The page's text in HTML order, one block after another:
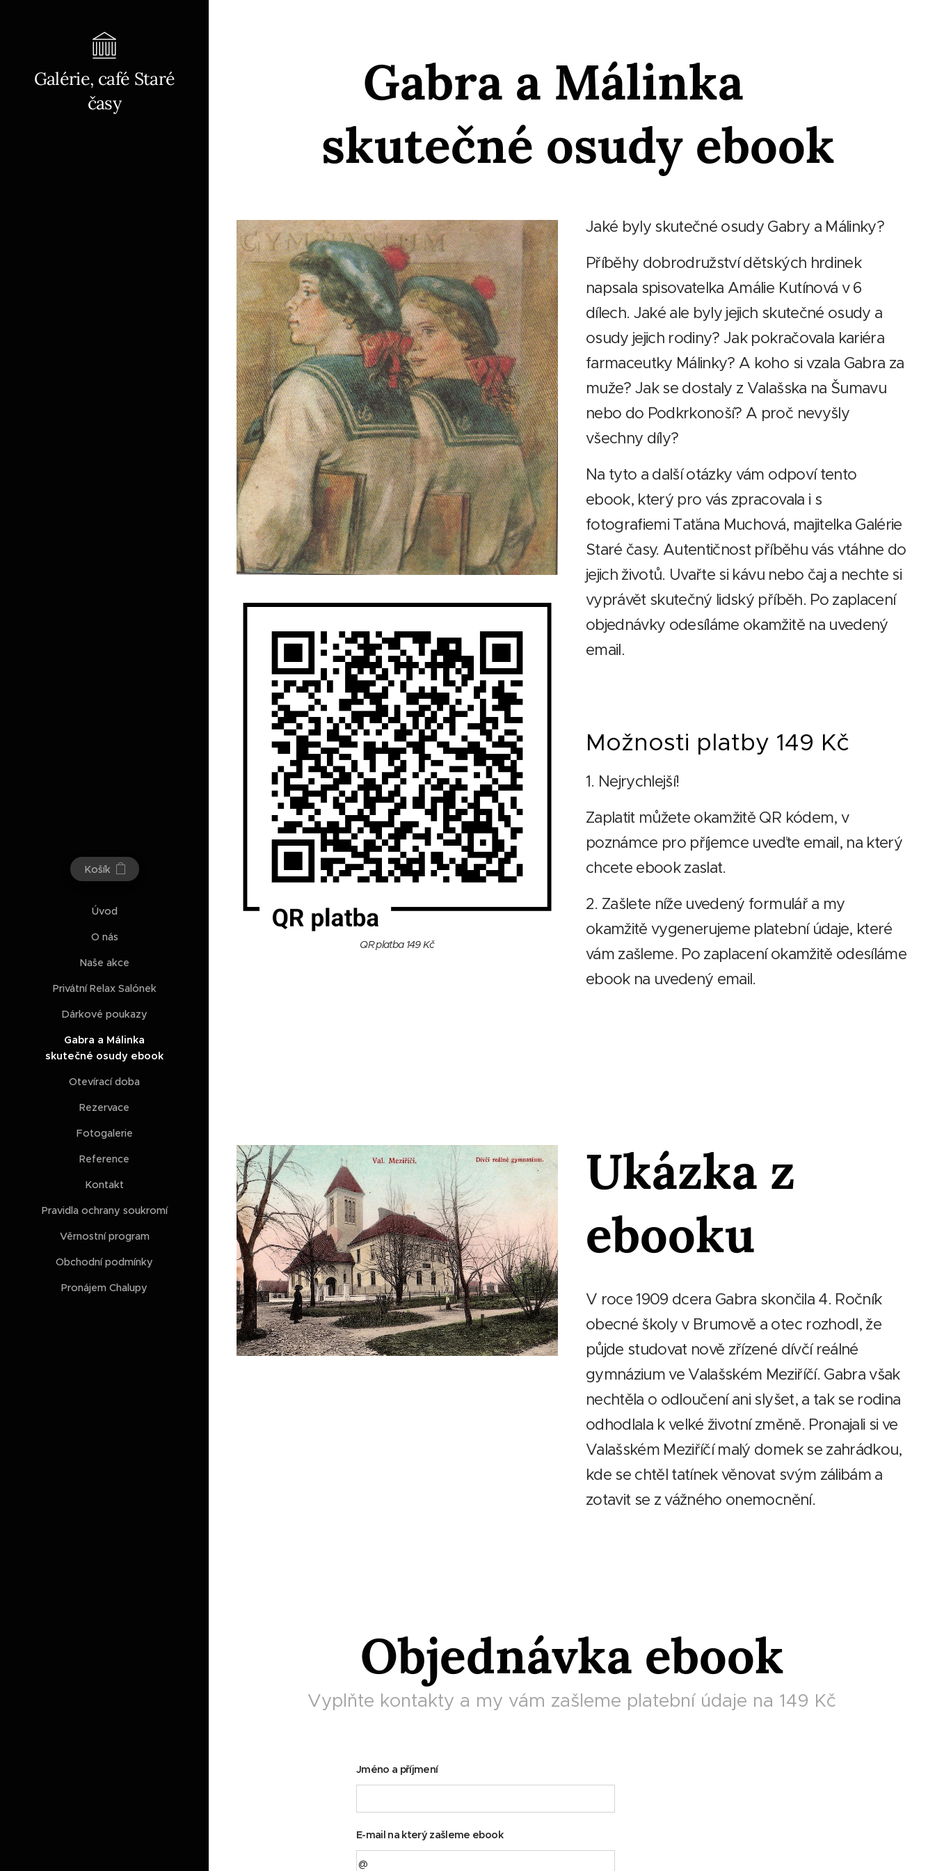
Galérie, café Staré
časy
Košík
Úvod
O nás
Naše akce
Privátní Relax Salónek
Dárkové poukazy
Gabra a Málinka
skutečné osudy ebook
Otevírací doba
Rezervace
Fotogalerie
Reference
Kontakt
Pravidla ochrany soukromí
Věrnostní program
Obchodní podmínky
Pronájem Chalupy
Gabra a Málinka
skutečné osudy ebook
QR platba 149 Kč
Jaké byly skutečné osudy Gabry a Málinky?
Příběhy dobrodružství dětských hrdinek
napsala spisovatelka Amálie Kutínová v 6
dílech. Jaké ale byly jejich skutečné osudy a
osudy jejich rodiny? Jak pokračovala kariéra
farmaceutky Málinky? A koho si vzala Gabra za
muže? Jak se dostaly z Valašska na Šumavu
nebo do Podkrkonoší? A proč nevyšly
všechny díly?
Na tyto a další otázky vám odpoví tento
ebook, který pro vás zpracovala i s
fotografiemi Taťána Muchová, majitelka Galérie
Staré časy. Autentičnost příběhu vás vtáhne do
jejich životů. Uvařte si kávu nebo čaj a nechte si
vyprávět skutečný lidský příběh. Po zaplacení
objednávky odesíláme okamžitě na uvedený
email.
Možnosti platby 149 Kč
1. Nejrychlejší!
Zaplatit můžete okamžitě QR kódem, v
poznámce pro příjemce uveďte email, na který
chcete ebook zaslat.
2. Zašlete níže uvedený formulář a my
okamžitě vygenerujeme platební údaje, které
vám zašleme. Po zaplacení okamžitě odesíláme
ebook na uvedený email.
Ukázka z
ebooku
V roce 1909 dcera Gabra skončila 4. Ročník
obecné školy v Brumově a otec rozhodl, že
půjde studovat nově zřízené dívčí reálné
gymnázium ve Valašském Meziříčí. Gabra však
nechtěla o odloučení ani slyšet, a tak se rodina
odhodlala k velké životní změně. Pronajali si ve
Valašském Meziříčí malý domek se zahrádkou,
kde se chtěl tatínek věnovat svým zálibám a
zotavit se z vážného onemocnění.
Objednávka ebook
Vyplňte kontakty a my vám zašleme platební údaje na 149 Kč
Jméno a příjmení
E-mail na který zašleme ebook